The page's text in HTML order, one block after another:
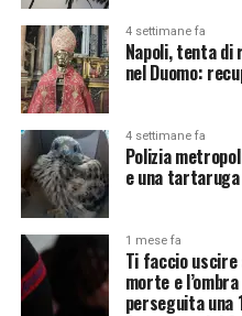
4 settimane fa
Napoli, tenta di
nel Duomo:
4 settimane fa
Polizia
e una tartaruga
1 mese fa
Ti faccio uscire
morte e
perseguita una